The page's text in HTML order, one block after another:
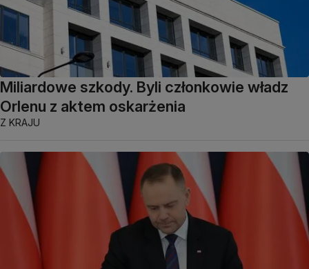
Miliardowe szkody. Byli członkowie władz
Orlenu z aktem oskarżenia
Z KRAJU